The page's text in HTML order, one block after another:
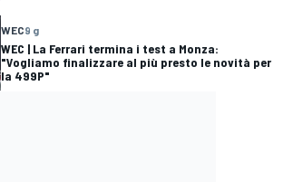
WEC9 g
WEC | La Ferrari termina i test a Monza:
"Vogliamo finalizzare al più presto le novità per
la 499P"